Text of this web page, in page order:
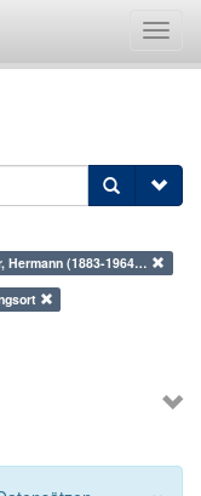
Hermann (1883-1964…